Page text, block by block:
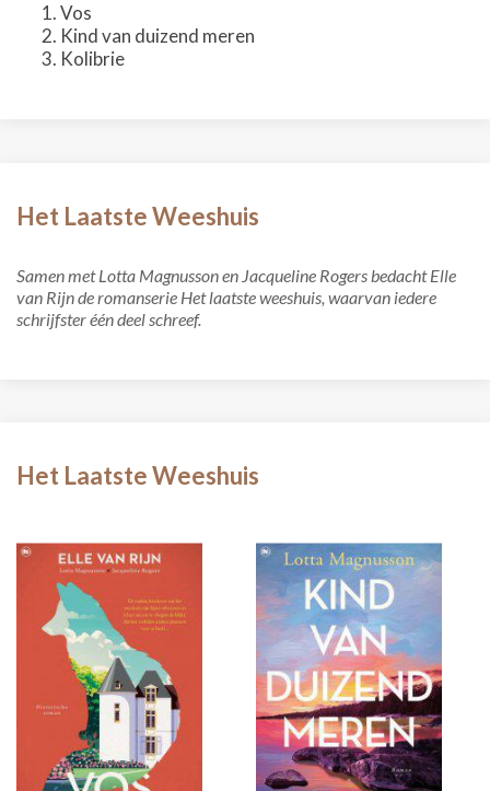
Vos
Kind van duizend meren
Kolibrie
Het Laatste Weeshuis
Samen met Lotta Magnusson en Jacqueline Rogers bedacht Elle
van Rijn de romanserie Het laatste weeshuis, waarvan iedere
schrijfster één deel schreef.
Het Laatste Weeshuis